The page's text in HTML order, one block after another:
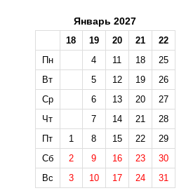
Январь 2027
18 19 20 21
22
Пн
4 11 18
25
Вт
5 12 19
26
Ср
6 13 20
27
Чт
7 14 21
28
Пт
1 8 15 22
29
Сб
2 9 16 23
30
Вс
3 10 17 24 31